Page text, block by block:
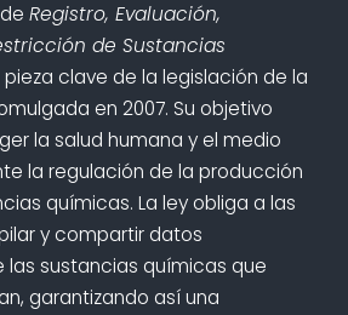
Registro, Evaluación,
de Sustancias
pieza clave de la legislación de la
en 2007. Su objetivo
la salud humana y el medio
la regulación de la producción
químicas. La ley obliga a las
y compartir datos
las sustancias químicas que
garantizando así una